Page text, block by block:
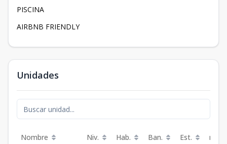
PISCINA
AIRBNB FRIENDLY
Unidades
Nombre Niv. Hab. Ban. Est. m²